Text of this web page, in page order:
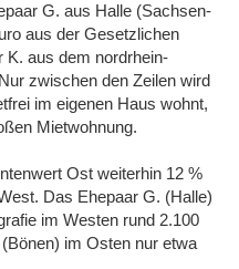
G. aus Halle (Sachsen-
aus der Gesetzlichen
K. aus dem nordrhein-
zwischen den Zeilen wird
im eigenen Haus wohnt,
Mietwohnung.
Ost weiterhin 12 %
Das Ehepaar G. (Halle)
im Westen rund 2.100
im Osten nur etwa